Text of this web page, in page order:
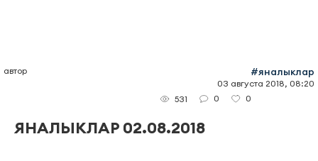
автор #яналыклар
03 августа 2018, 08:20
531
0 0
ЯНАЛЫКЛАР 02.08.2018